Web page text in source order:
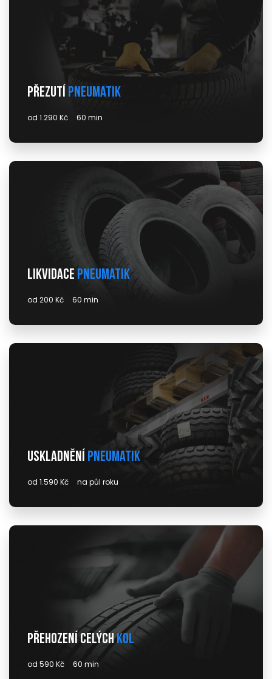
Přezutí pneumatik
od 1.290 Kč 60 min
Likvidace pneumatik
od 200 Kč 60 min
Uskladnění pneumatik
od 1.590 Kč na půl roku
Přehození celýchkol
od 590 Kč 60 min